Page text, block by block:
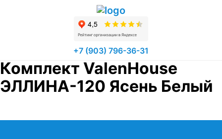
+7 (903) 796-36-31
Комплект ValenHouse
ЭЛЛИНА-120 Ясень Белый